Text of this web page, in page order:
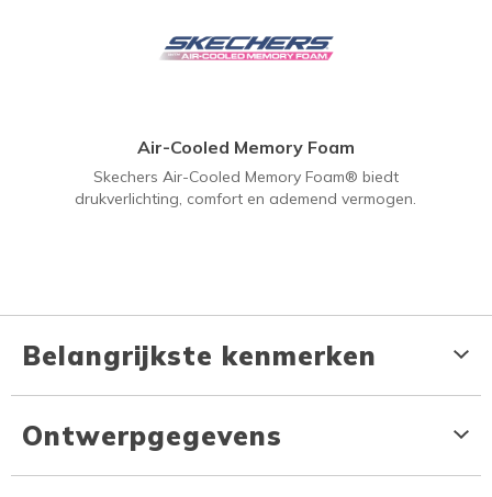
Air-Cooled Memory Foam
Skechers Air-Cooled Memory Foam® biedt
drukverlichting, comfort en ademend vermogen.
Belangrijkste kenmerken
Ontwerpgegevens